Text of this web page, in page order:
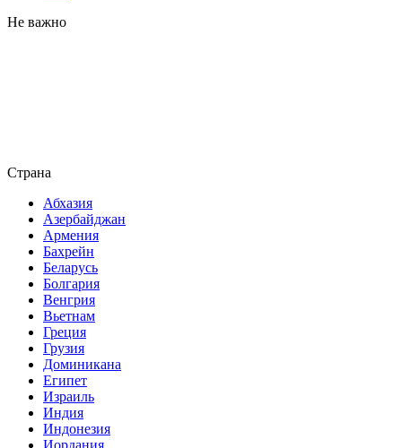
Не важно
Страна
Абхазия
Азербайджан
Армения
Бахрейн
Беларусь
Болгария
Венгрия
Вьетнам
Греция
Грузия
Доминикана
Египет
Израиль
Индия
Индонезия
Иордания